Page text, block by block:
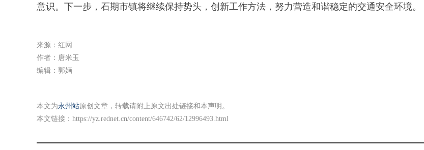
意识。下一步，石期市镇将继续保持势头，创新工作方法，努力营造和谐稳定的交通安全环境。
来源：红网
作者：唐米玉
编辑：郭婳
本文为永州站原创文章，转载请附上原文出处链接和本声明。
本文链接： https://yz.rednet.cn/content/646742/62/12996493.html